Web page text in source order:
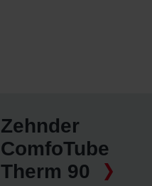
Zehnder
ComfoTube
Therm 90